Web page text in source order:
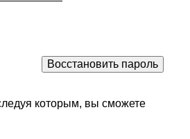
которым, вы сможете